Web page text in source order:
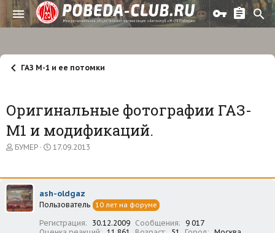
ГАЗ М-1 и ее потомки
Оригинальные фотографии ГАЗ-
М1 и модификаций.
А
о
р
т
е
БУМЕР
Д
а
а
ч
л
17.09.2013
ash-oldgaz
Пользователь 10 лет на форуме
Регистрация 30.12.2009 Сообщения
9 017